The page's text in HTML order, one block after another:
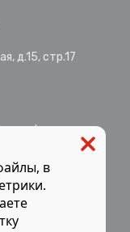
д.15, стр.17
в